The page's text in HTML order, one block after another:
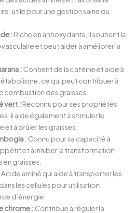
utile pour une gestion saine du
: Riche en antioxydants, il soutient la
et peut aider à améliorer la
: Contient de la caféine et aide à
ce qui peut contribuer à
combustion des graisses.
vert : Reconnu pour ses propriétés
il aide également à stimuler le
et à brûler les graisses.
: Connu pour sa capacité à
et à inhiber la transformation
graisses.
Acide aminé qui aide à transporter les
les cellules pour utilisation
d’énergie.
chrome : Contribue à réguler la